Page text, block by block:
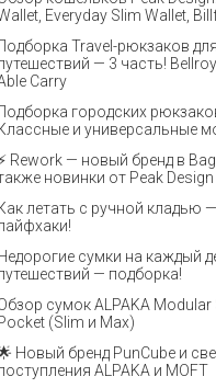
Everyday Slim Wallet,
Подборка Travel-рюкзаков для
— 3 часть!
Carry
Подборка городских
и универсальные
Rework — новый бренд в
новинки от Peak
летать с ручной кладью
сумки на каждый
— подборка!
сумок ALPAKA Modular
(Slim и Max)
Новый бренд PunCube и
ALPAKA и MOFT